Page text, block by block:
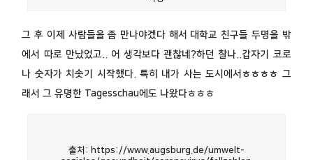
그 후 이제 사람들을 좀 만나야겠다 해서 대학교 친구들 두명을 밖
에서 따로 만났었고.. 어 생각보다 괜찮네?하던 찰나..갑자기 코로
나 숫자가 치솟기 시작했다. 특히 내가 사는 도시에서ㅎㅎㅎㅎ 그
래서 그 유명한 Tagesschau에도 나왔다ㅎㅎㅎ
출처: https://www.augsburg.de/umwelt-